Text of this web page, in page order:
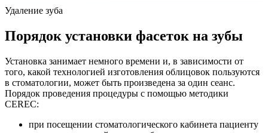
Удаление зуба
Порядок установки фасеток на зубы
Установка занимает немного времени и, в зависимости от
того, какой технологией изготовления облицовок пользуются
в стоматологии, может быть произведена за один сеанс.
Порядок проведения процедуры с помощью методики
CEREC:
при посещении стоматологического кабинета пациенту